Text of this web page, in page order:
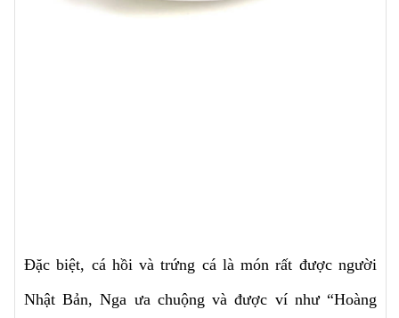
Đặc biệt, cá hồi và trứng cá là món rất được người
Nhật Bản, Nga ưa chuộng và được ví như “Hoàng